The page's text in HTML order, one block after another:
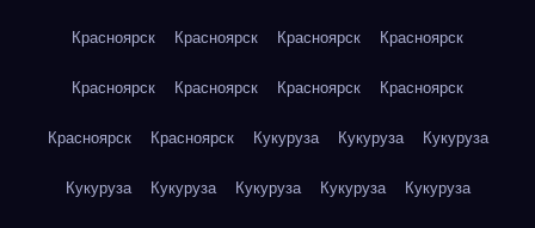
Красноярск Красноярск Красноярск Красноярск
Красноярск Красноярск Красноярск Красноярск
Красноярск Красноярск Кукуруза Кукуруза Кукуруза
Кукуруза Кукуруза Кукуруза Кукуруза Кукуруза